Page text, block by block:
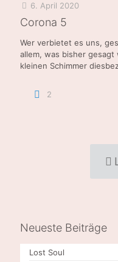
6. April 2020
Corona 5
Wer verbietet es uns,
allem, was bisher
kleinen Schimmer
2
Neueste Beiträge
Lost Soul